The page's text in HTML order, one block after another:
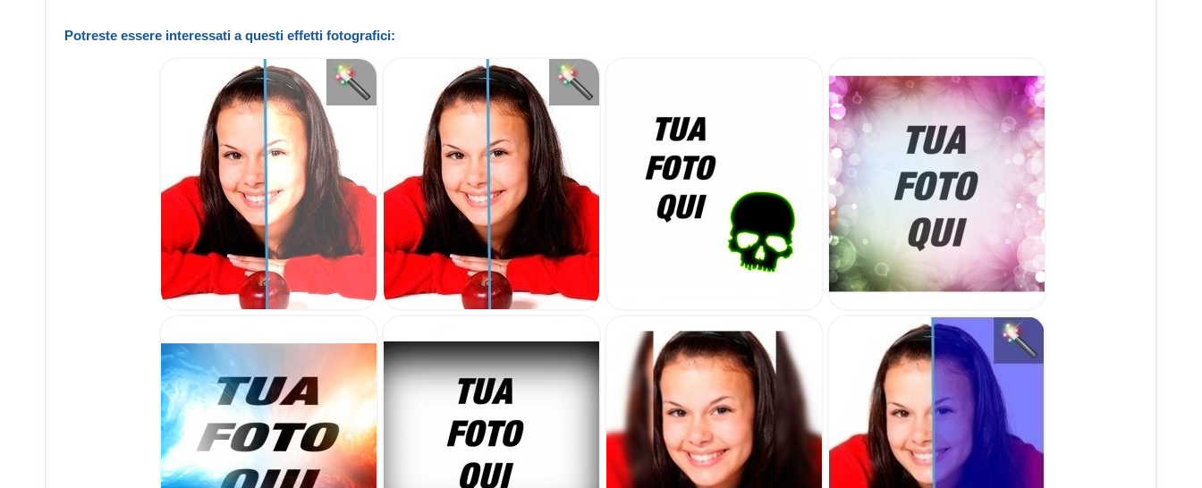
Potreste essere interessati a questi effetti fotografici: